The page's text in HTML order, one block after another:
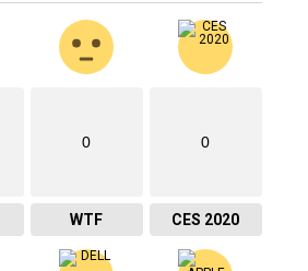
0
WTF
0
CES 2020